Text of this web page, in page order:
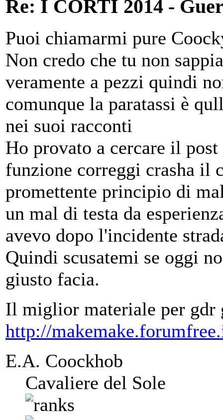
Re: I CORTI 2014 -
Puoi chiamarmi pure
Non credo che tu non
veramente a pezzi quindi
comunque la paratassi è
nei suoi racconti
Ho provato a cercare il
funzione correggi crasha il
promettente principio di
un mal di testa da
avevo dopo l'incidente
Quindi scusatemi se oggi
giusto facia.
Il miglior materiale per gdr
http://
E.A. Coockhob
Cavaliere del Sole